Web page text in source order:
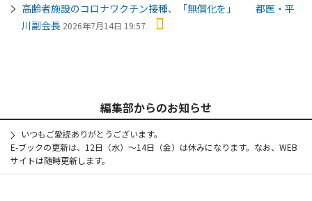
高齢者施設のコロナワクチン接種、「無償化を」 都医・平
川副会長 2026年7月14日 19:57
編集部からのお知らせ
いつもご愛読ありがとうございます。
E-ブックの更新は、12日（水）～14日（金）は休みになります。なお、WEB
サイトは随時更新します。